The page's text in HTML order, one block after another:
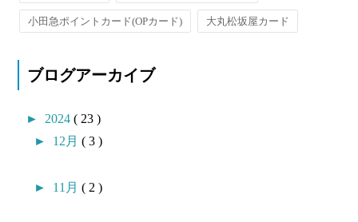
小田急ポイントカード(OPカード) 大丸松坂屋カード
ブログアーカイブ
► 2024( 23 )
► 12月( 3 )
► 11月( 2 )